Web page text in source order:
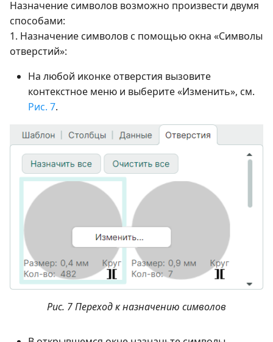
Назначение символов возможно произвести двумя
способами:
1. Назначение символов с помощью окна «Символы
отверстий»:
На любой иконке отверстия вызовите
контекстное меню и выберите «Изменить», см.
Рис. 7.
Рис. 7 Переход к назначению символов